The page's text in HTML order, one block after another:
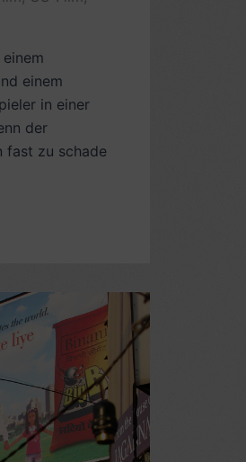
einem
in einer
der
fast zu schade